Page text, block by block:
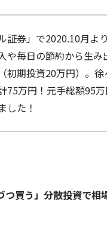
証券」で2020.10月よ
や毎日の節約から生み
初期投資20万円）。
75万円！元手総額95
した！
つ買う」分散投資で